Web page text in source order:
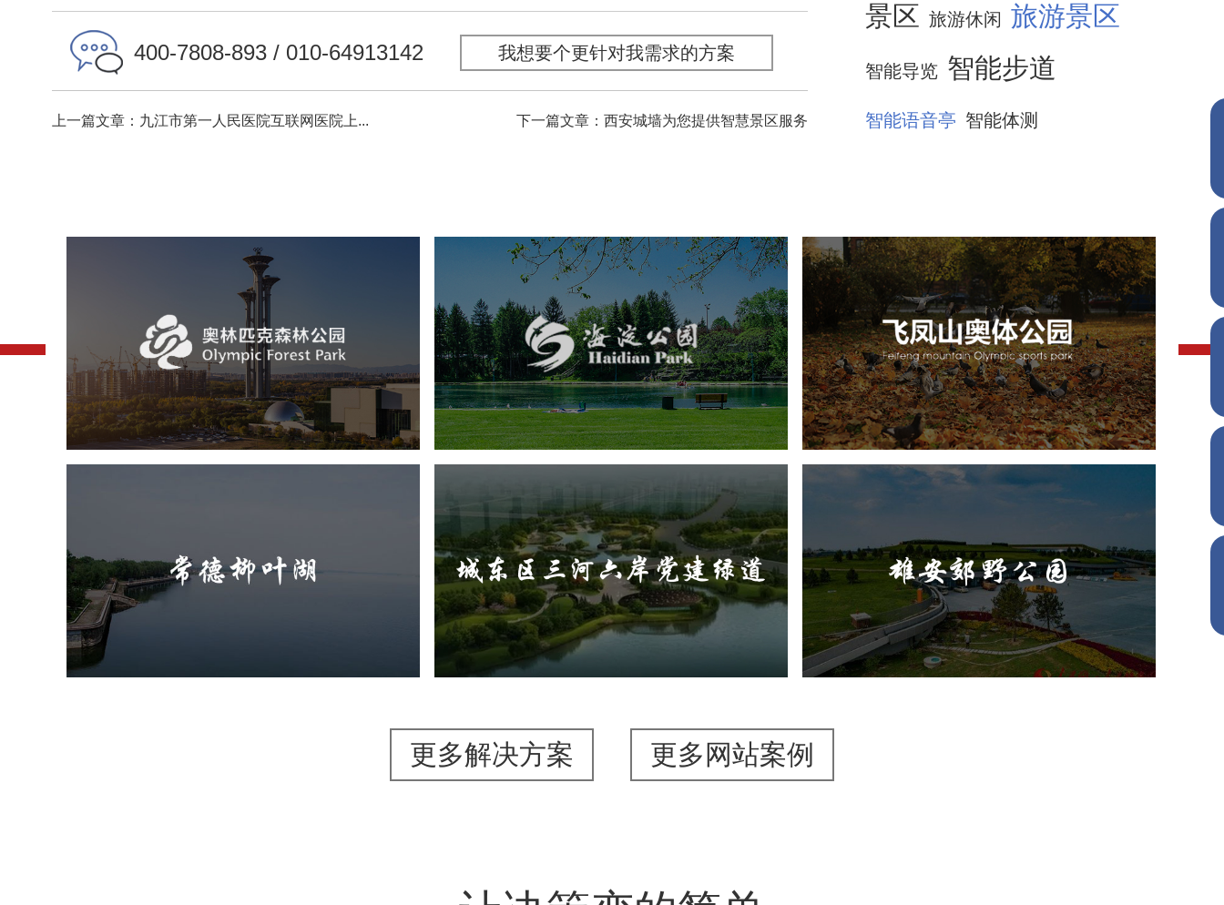
400-7808-893 / 010-64913142 我想要个更针对我需求的方案
上一篇文章：九江市第一人民医院互联网医院上... 下一篇文章：西安城墙为您提供智慧景区服务
景区 旅游休闲 旅游景区
智能导览 智能步道
智能语音亭 智能体测
奥体森林公园
旅游休闲 公园 AI人工智能
智慧公园
智慧体育公园
智能步道 智能大数据平台
海淀公园
旅游休闲 公园 AI人工智能
智慧公园
智能步道
智能大数据平台
AR太极
智能语音亭
飞凤山奥体公园
旅游休闲 公园 AI人工智能
智慧公园
智慧体育公园
智能步道
智能大数据平台
AR太极
智能体测
旅游休闲
城东区三河六岸党建绿道
旅游休闲 公园 AI人工智能
智慧公园
智能步道
AR太极 智能大数据平台
旅游休闲 公园 AI人工智能
智慧公园
智能灯杆
智能照明系统 智能垃圾桶
更多解决方案 更多网站案例